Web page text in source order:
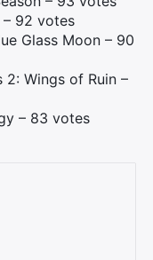
– 92 votes
Glass Moon – 90
Wings of Ruin –
– 83 votes
×